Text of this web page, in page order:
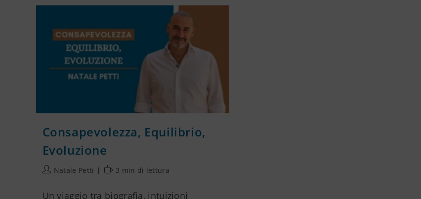
Consapevolezza, Equilibrio,
Evoluzione
Natale Petti 3 min di lettura
Un viaggio tra biografia, intuizioni